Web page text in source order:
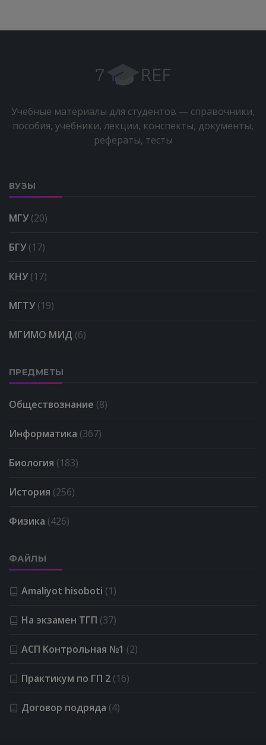
Учебные материалы для студентов — справочники,
пособия, учебники, лекции, конспекты, документы,
рефераты, тесты
ВУЗЫ
МГУ(20)
БГУ(17)
КНУ(17)
МГТУ(19)
МГИМО МИД (6)
ПРЕДМЕТЫ
Обществознание (8)
Информатика (367)
Биология (183)
История (256)
Физика (426)
ФАЙЛЫ
Amaliyot hisoboti (1)
На экзамен ТГП (37)
АСП Kонтрольная №1 (2)
Практикум по ГП 2 (16)
Договор подряда (4)